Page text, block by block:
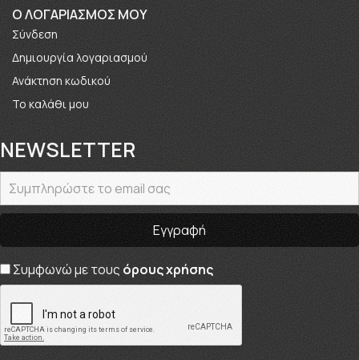
O ΛΟΓΑΡΙΑΣΜΟΣ ΜΟΥ
Σύνδεση
Δημιουργία λογαριασμού
Ανάκτηση κωδικού
Το καλάθι μου
NEWSLETTER
Συμφωνώ με τους όρους χρήσης